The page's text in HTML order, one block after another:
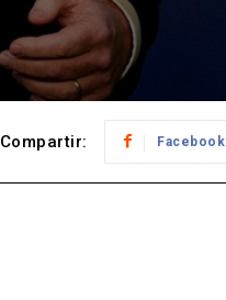
Compartir: Facebook